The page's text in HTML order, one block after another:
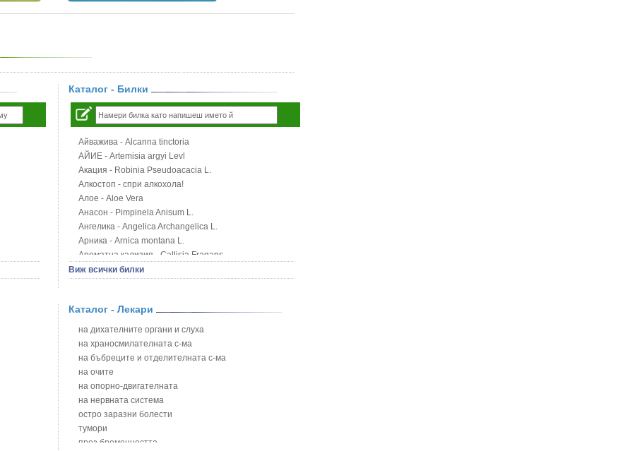
Каталог - Билки
Айважива - Alcanna tinctoria
АЙИЕ - Artemisia argyi Levl
Акация - Robinia Pseudoacacia L.
Алкостоп - спри алкохола!
Алое - Aloe Vera
Анасон - Pimpinela Anisum L.
Ангелика - Angelica Archangelica L.
Арника - Arnica montana L.
Ароматна кализия - Callisia Fragans
Арония - Sorbus melanocorpa
Блатен аир - Acorus calamus L.
Блатен тъжник - Spirea ulmaria L.
Блян
Бобови шушулки - Phaseolus Vulgaris L.
Божур - Paeonia Decora
Борови връхчета - Pinus sylvestris
Босилек - Ocimum Basillicum
Брей - Tamus Communis
Брош - Rubia tinctorum L.
Бръшлян - Hedera helix L.
Виж всички билки
Каталог - Лекари
на дихателните органи и слуха
на храносмилателната с-ма
на бъбреците и отделителната с-ма
на очите
на опорно-двигателната
на нервната система
остро заразни болести
тумори
през бременността